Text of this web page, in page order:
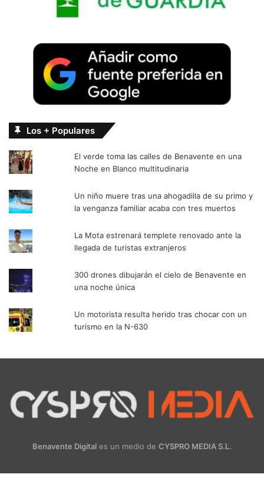
Los + Populares
El verde toma las calles de Benavente en una
Noche en Blanco multitudinaria
Un niño muere tras una ahogadilla de su primo y
la venganza familiar acaba con tres muertos
La Mota estrenará templete renovado ante la
llegada de turistas extranjeros
300 drones dibujarán el cielo de Benavente en
una noche única
Un motorista resulta herido tras chocar con un
turismo en la N-630
Benavente Digital es un medio de CYSPRO MEDIA S.L.